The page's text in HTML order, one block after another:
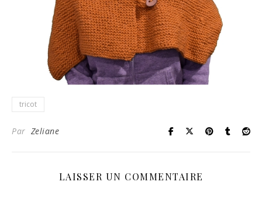
tricot
Par Zeliane
LAISSER UN COMMENTAIRE